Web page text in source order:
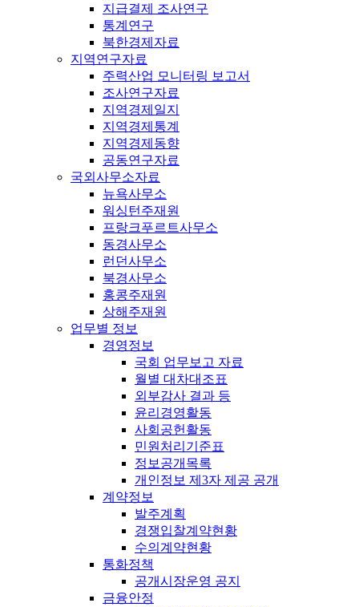
지급결제 조사연구
통계연구
북한경제자료
지역연구자료
주력산업 모니터링 보고서
조사연구자료
지역경제일지
지역경제통계
지역경제동향
공동연구자료
국외사무소자료
뉴욕사무소
워싱턴주재원
프랑크푸르트사무소
동경사무소
런던사무소
북경사무소
홍콩주재원
상해주재원
업무별 정보
경영정보
국회 업무보고 자료
월별 대차대조표
외부감사 결과 등
윤리경영활동
사회공헌활동
민원처리기준표
정보공개목록
개인정보 제3자 제공 공개
계약정보
발주계획
경쟁입찰계약현황
수의계약현황
통화정책
공개시장운영 공지
금융안정